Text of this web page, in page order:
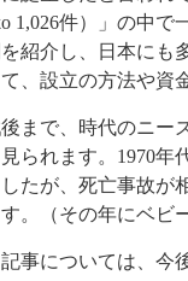
1,026件）」の中で
紹介し、日本にも
、設立の方法や資
まで、時代のニー
られます。 1970年
たが、死亡事故が
。（その年にベビ
事については、今